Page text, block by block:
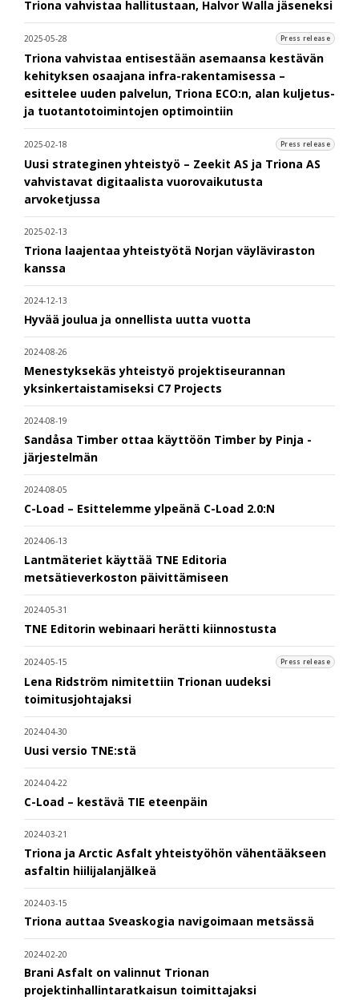
Triona vahvistaa hallitustaan, Halvor Walla jäseneksi
2025-05-28 Press release
Triona vahvistaa entisestään asemaansa kestävän
kehityksen osaajana infra-rakentamisessa –
esittelee uuden palvelun, Triona ECO:n, alan kuljetus-
ja tuotantotoimintojen optimointiin
2025-02-18 Press release
Uusi strateginen yhteistyö – Zeekit AS ja Triona AS
vahvistavat digitaalista vuorovaikutusta
arvoketjussa
2025-02-13
Triona laajentaa yhteistyötä Norjan väyläviraston
kanssa
2024-12-13
Hyvää joulua ja onnellista uutta vuotta
2024-08-26
Menestyksekäs yhteistyö projektiseurannan
yksinkertaistamiseksi C7 Projects
2024-08-19
Sandåsa Timber ottaa käyttöön Timber by Pinja -
järjestelmän
2024-08-05
C-Load – Esittelemme ylpeänä C-Load 2.0:N
2024-06-13
Lantmäteriet käyttää TNE Editoria
metsätieverkoston päivittämiseen
2024-05-31
TNE Editorin webinaari herätti kiinnostusta
2024-05-15 Press release
Lena Ridström nimitettiin Trionan uudeksi
toimitusjohtajaksi
2024-04-30
Uusi versio TNE:stä
2024-04-22
C-Load – kestävä TIE eteenpäin
2024-03-21
Triona ja Arctic Asfalt yhteistyöhön vähentääkseen
asfaltin hiilijalanjälkeä
2024-03-15
Triona auttaa Sveaskogia navigoimaan metsässä
2024-02-20
Brani Asfalt on valinnut Trionan
projektinhallintaratkaisun toimittajaksi